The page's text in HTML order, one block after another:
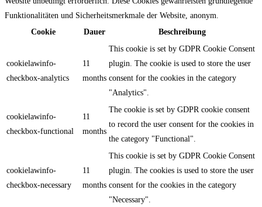
Funktionalitäten und Sicherheitsmerkmale der Website, anonym.
Cookie
Dauer Beschreibung
cookielawinfo-
checkbox-analytics
11
months
This cookie is set by GDPR Cookie Consent
plugin. The cookie is used to store the user
consent for the cookies in the category
"Analytics".
cookielawinfo-
checkbox-functional
11
months
The cookie is set by GDPR cookie consent
to record the user consent for the cookies in
the category "Functional".
cookielawinfo-
checkbox-necessary
11
months
This cookie is set by GDPR Cookie Consent
plugin. The cookies is used to store the user
consent for the cookies in the category
"Necessary".